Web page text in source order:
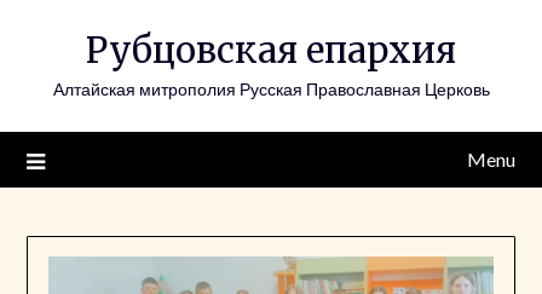
Рубцовская епархия
Алтайская митрополия Русская Православная Церковь
Menu